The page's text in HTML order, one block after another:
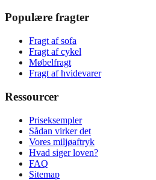
Populære fragter
Fragt af sofa
Fragt af cykel
Møbelfragt
Fragt af hvidevarer
Ressourcer
Priseksempler
Sådan virker det
Vores miljøaftryk
Hvad siger loven?
FAQ
Sitemap